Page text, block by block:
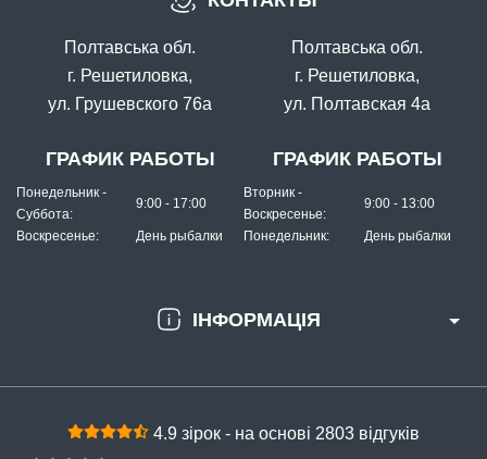
ІНФОРМАЦІЯ
Полтавська обл.
г. Решетиловка,
ул. Грушевского 76а
ГРАФИК РАБОТЫ
Понедельник -
Суббота:
9:00 - 17:00
Воскресенье: День рыбалки
Полтавська обл.
г. Решетиловка,
ул. Полтавская 4а
ГРАФИК РАБОТЫ
Вторник -
Воскресенье:
9:00 - 13:00
Понедельник: День рыбалки
4.9 зірок - на основі 2803 відгуків